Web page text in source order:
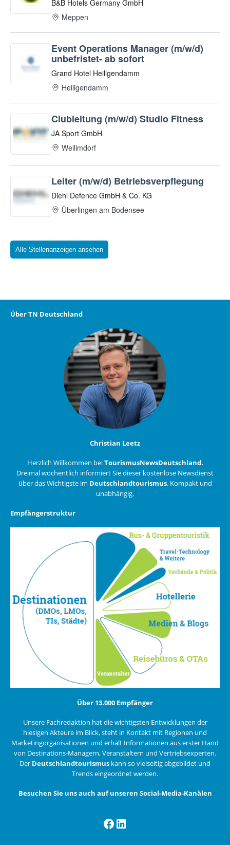
Alle Stellenanzeigen ansehen
Über TN Deutschland
Christian Leetz
Herzlich Willkommen beiTourismusNewsDeutschland.
Dreimal wöchentlich informiert Sie dieser kostenlose Newsdienst
über das Wichtigste im Deutschlandtourismus. Kompakt und
unabhängig.
Empfängerstruktur
Über 13.000 Empfänger
Unsere Fachredaktion hat die wichtigsten Entwicklungen der
hiesigen Akteure im Blick, steht in Kontakt mit Regionen und
Marketingorganisationen und erhält Informationen aus erster Hand
von Destinations-Managern, Veranstaltern und Vertriebsexperten.
Der Deutschlandtourismus kann so vielseitig abgebildet und
Trends eingeordnet werden.
Besuchen Sie uns auch auf unseren Social-Media-Kanälen
Facebook
LinkedIn